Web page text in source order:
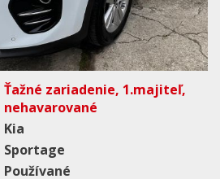
Ťažné zariadenie, 1.majiteľ,
nehavarované
Kia
Sportage
Používané